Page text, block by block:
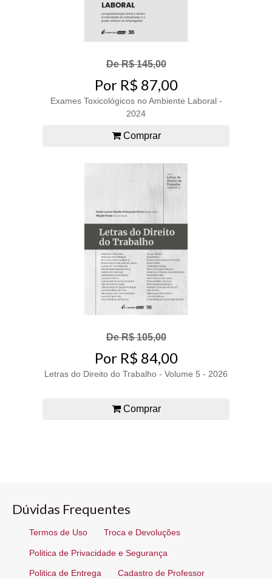
De R$ 145,00
Por R$ 87,00
Exames Toxicológicos no Ambiente Laboral -
2024
Comprar
De R$ 105,00
Por R$ 84,00
Letras do Direito do Trabalho - Volume 5 - 2026
Comprar
Dúvidas Frequentes
Termos de Uso Troca e Devoluções
Politica de Privacidade e Segurança
Politica de Entrega Cadastro de Professor